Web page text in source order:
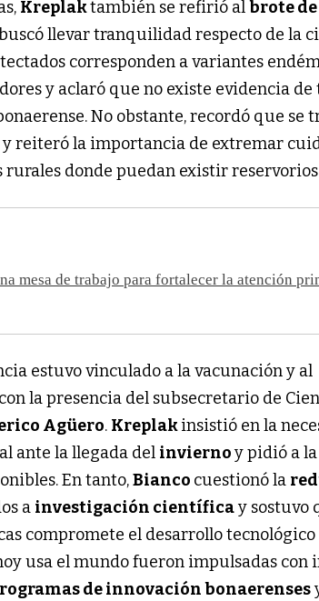
Kreplaktambién se refirió albrote
llevar tranquilidad respecto de la
corresponden a variantes
y aclaró que no existe evidencia
No obstante, recordó que se
reiteró la importancia de extremar
rurales donde puedan existir
mesa de trabajo para fortalecer la atención
estuvo vinculado a la vacunación y al
la presencia del subsecretario de
Agüero. Kreplakinsistió en la
ante la llegada del inviernoy pidió a
En tanto,Bianco cuestionó la
a investigación científicay sostuvo
compromete el desarrollo tecnológico
usa el mundo fueron impulsadas con
de innovación bonaerenses